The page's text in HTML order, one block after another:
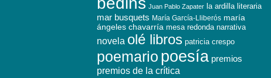
Juan Pablo Zapater la ardilla literaria
mar busquets María García-Lliberós maría
ángeles chavarría mesa redonda narrativa
novela olé libros patricia crespo
poemario poesía premios
premios de la crítica